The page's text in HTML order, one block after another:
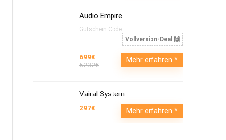
Audio Empire
Gutschein Code:
Vollversion-Deal 🙌
699€
5232€
Mehr erfahren
Vairal System
297€ Mehr erfahren